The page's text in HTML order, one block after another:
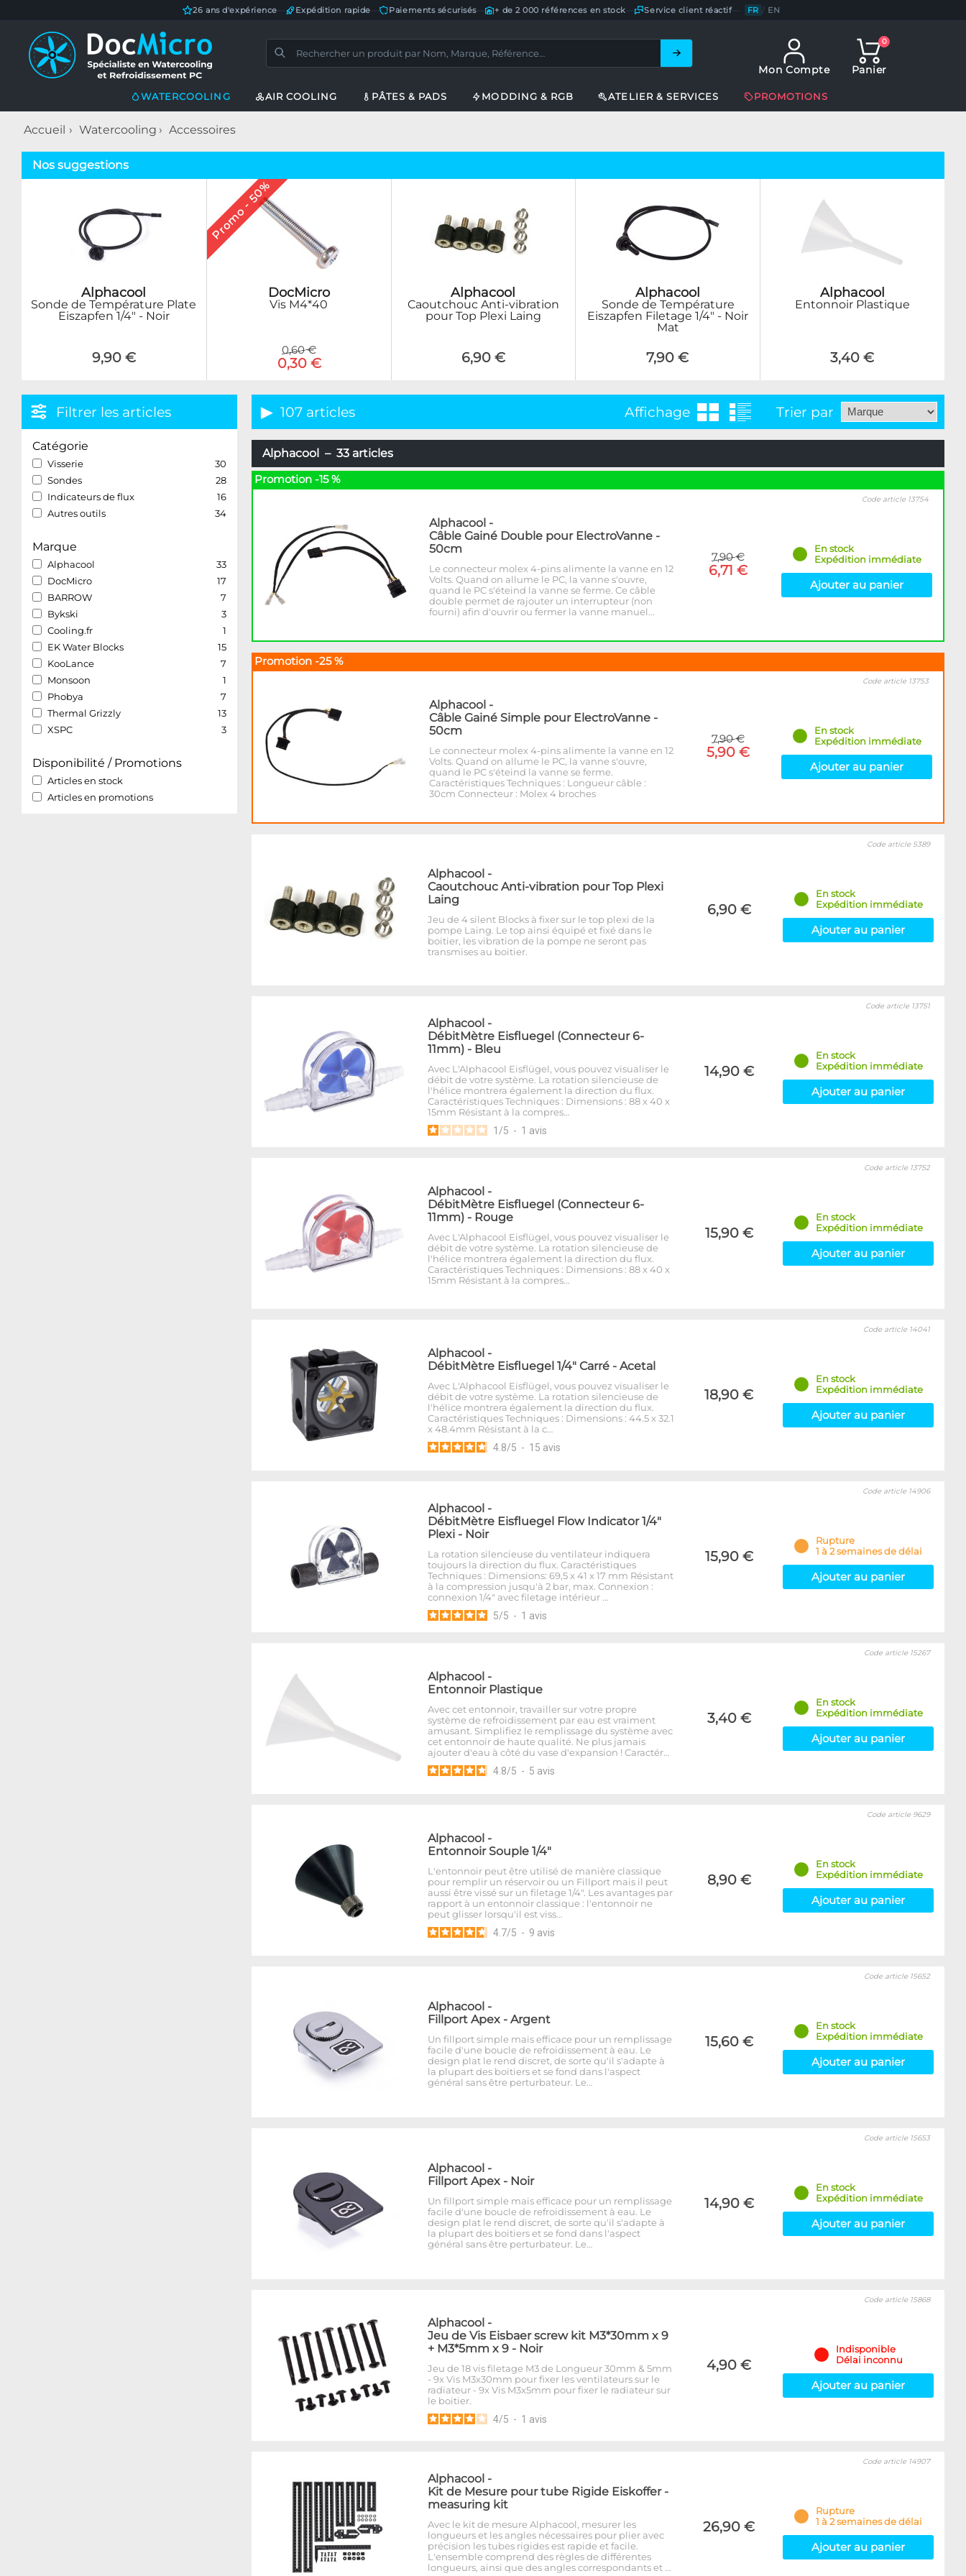
26 ans d'expérience Expédition rapide Paiements sécurisés— + de 2 000 références en stock Service client réactif— FR / EN
Mon Compte
0
Panier
WATERCOOLING AIR COOLING PÂTES & PADS MODDING & RGB ATELIER & SERVICES PROMOTIONS
Accueil Watercooling Accessoires
Nos suggestions
Alphacool
Sonde de Température Plate
Eiszapfen 1/4" - Noir
9,90 €
Promo - 50%
DocMicro
Vis M4*40
0,60 €
0,30 €
Alphacool
Caoutchouc Anti-vibration
pour Top Plexi Laing
6,90 €
Alphacool
Sonde de Température
Eiszapfen Filetage 1/4" - Noir
Mat
7,90 €
Alphacool
Entonnoir Plastique
3,40 €
Filtrer les articles
Catégorie
Visserie
30
Sondes
28
Indicateurs de flux
16
Autres outils
34
Marque
Alphacool
33
DocMicro
17
BARROW
7
Bykski
3
Cooling.fr
1
EK Water Blocks
15
KooLance
7
Monsoon
1
Phobya
7
Thermal Grizzly
13
XSPC
3
Disponibilité / Promotions
Articles en stock
Articles en promotions
107 articles Affichage Trier par
Alphacool – 33 articles
Promotion -15 %
Alphacool -
Câble Gainé Double pour ElectroVanne -
50cm
Le connecteur molex 4-pins alimente la vanne en 12
Volts. Quand on allume le PC, la vanne s'ouvre,
quand le PC s'éteind la vanne se ferme. Ce câble
double permet de rajouter un interrupteur (non
fourni) afin d'ouvrir ou fermer la vanne manuel…
7,90 €
6,71 €
Code article 13754
En stock
Expédition immédiate
Ajouter au panier
Promotion -25 %
Alphacool -
Câble Gainé Simple pour ElectroVanne -
50cm
Le connecteur molex 4-pins alimente la vanne en 12
Volts. Quand on allume le PC, la vanne s'ouvre,
quand le PC s'éteind la vanne se ferme.
Caractéristiques Techniques : Longueur câble :
30cm Connecteur : Molex 4 broches
7,90 €
5,90 €
Code article 13753
En stock
Expédition immédiate
Ajouter au panier
Alphacool -
Caoutchouc Anti-vibration pour Top Plexi
Laing
Jeu de 4 silent Blocks à fixer sur le top plexi de la
pompe Laing. Le top ainsi équipé et fixé dans le
boitier, les vibration de la pompe ne seront pas
transmises au boitier.
6,90 €
Code article 5389
En stock
Expédition immédiate
Ajouter au panier
Alphacool -
DébitMètre Eisfluegel (Connecteur 6-
11mm) - Bleu
Avec L'Alphacool Eisflügel, vous pouvez visualiser le
débit de votre système. La rotation silencieuse de
l'hélice montrera également la direction du flux.
Caractéristiques Techniques : Dimensions : 88 x 40 x
15mm Résistant à la compres…
1 /5 - 1 avis
14,90 €
Code article 13751
En stock
Expédition immédiate
Ajouter au panier
Alphacool -
DébitMètre Eisfluegel (Connecteur 6-
11mm) - Rouge
Avec L'Alphacool Eisflügel, vous pouvez visualiser le
débit de votre système. La rotation silencieuse de
l'hélice montrera également la direction du flux.
Caractéristiques Techniques : Dimensions : 88 x 40 x
15mm Résistant à la compres…
15,90 €
Code article 13752
En stock
Expédition immédiate
Ajouter au panier
Alphacool -
DébitMètre Eisfluegel 1/4" Carré - Acetal
Avec L'Alphacool Eisflügel, vous pouvez visualiser le
débit de votre système. La rotation silencieuse de
l'hélice montrera également la direction du flux.
Caractéristiques Techniques : Dimensions : 44.5 x 32.1
x 48.4mm Résistant à la c…
4.8/5 - 15 avis
18,90 €
Code article 14041
En stock
Expédition immédiate
Ajouter au panier
Alphacool -
DébitMètre Eisfluegel Flow Indicator 1/4"
Plexi - Noir
La rotation silencieuse du ventilateur indiquera
toujours la direction du flux. Caractéristiques
Techniques : Dimensions: 69,5 x 41 x 17 mm Résistant
à la compression jusqu'à 2 bar, max. Connexion :
connexion 1/4" avec filetage intérieur …
5/5 - 1 avis
15,90 €
Code article 14906
Rupture
1 à 2 semaines de délai
Ajouter au panier
Alphacool -
Entonnoir Plastique
Avec cet entonnoir, travailler sur votre propre
système de refroidissement par eau est vraiment
amusant. Simplifiez le remplissage du système avec
cet entonnoir de haute qualité. Ne plus jamais
ajouter d'eau à côté du vase d'expansion ! Caractér…
4.8/5 - 5 avis
3,40 €
Code article 15267
En stock
Expédition immédiate
Ajouter au panier
Alphacool -
Entonnoir Souple 1/4"
L'entonnoir peut être utilisé de manière classique
pour remplir un réservoir ou un Fillport mais il peut
aussi être vissé sur un filetage 1/4". Les avantages par
rapport à un entonnoir classique : l'entonnoir ne
peut glisser lorsqu'il est viss…
4.7/5 - 9 avis
8,90 €
Code article 9629
En stock
Expédition immédiate
Ajouter au panier
Alphacool -
Fillport Apex - Argent
Un fillport simple mais efficace pour un remplissage
facile d'une boucle de refroidissement à eau. Le
design plat le rend discret, de sorte qu'il s'adapte à
la plupart des boitiers et se fond dans l'aspect
général sans être perturbateur. Le…
15,60 €
Code article 15652
En stock
Expédition immédiate
Ajouter au panier
Alphacool -
Fillport Apex - Noir
Un fillport simple mais efficace pour un remplissage
facile d'une boucle de refroidissement à eau. Le
design plat le rend discret, de sorte qu'il s'adapte à
la plupart des boitiers et se fond dans l'aspect
général sans être perturbateur. Le…
14,90 €
Code article 15653
En stock
Expédition immédiate
Ajouter au panier
Alphacool -
Jeu de Vis Eisbaer screw kit M3*30mm x 9
+ M3*5mm x 9 - Noir
Jeu de 18 vis filetage M3 de Longueur 30mm & 5mm
- 9x Vis M3x30mm pour fixer les ventilateurs sur le
radiateur - 9x Vis M3x5mm pour fixer le radiateur sur
le boitier.
4/5 - 1 avis
4,90 €
Code article 15868
Indisponible
Délai inconnu
Ajouter au panier
Alphacool -
Kit de Mesure pour tube Rigide Eiskoffer -
measuring kit
Avec le kit de mesure Alphacool, mesurer les
longueurs et les angles nécessaires pour plier avec
précision les tubes rigides est rapide et facile.
L'ensemble comprend des règles de différentes
longueurs, ainsi que des angles correspondants et …
26,90 €
Code article 14907
Rupture
1 à 2 semaines de délai
Ajouter au panier